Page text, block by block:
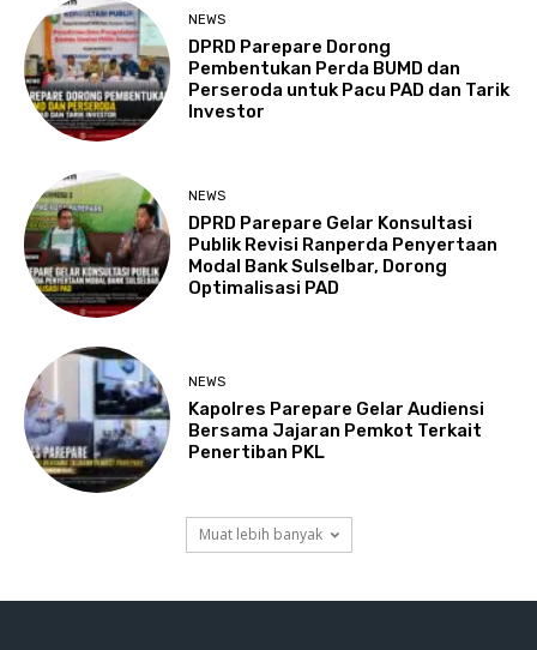
NEWS
DPRD Parepare Dorong
Pembentukan Perda BUMD dan
Perseroda untuk Pacu PAD dan Tarik
Investor
NEWS
DPRD Parepare Gelar Konsultasi
Publik Revisi Ranperda Penyertaan
Modal Bank Sulselbar, Dorong
Optimalisasi PAD
NEWS
Kapolres Parepare Gelar Audiensi
Bersama Jajaran Pemkot Terkait
Penertiban PKL
Muat lebih banyak